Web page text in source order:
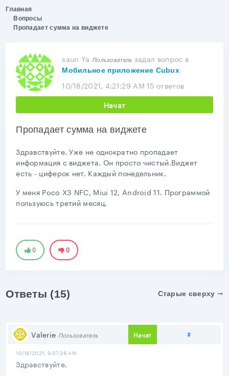
Главная
Вопросы
Пропадает сумма на виджете
sauri Ya Пользователь задал вопрос в
Мобильное приложение Cubux
10/18/2021, 4:21:29 AM 15 ответов
Начат
Пропадает сумма на виджете
Здравствуйте. Уже не однократно пропадает
информация с виджета. Он просто чистый.Виджет
есть - циферок нет. Каждый понедельник.
У меня Poco X3 NFC, Miui 12, Android 11. Программой
пользуюсь третий месяц.
0 0
Ответы (15) Старые сверху
Valerie Пользователь Начат #
10/18/2021, 9:37:26 AM
Здравствуйте.